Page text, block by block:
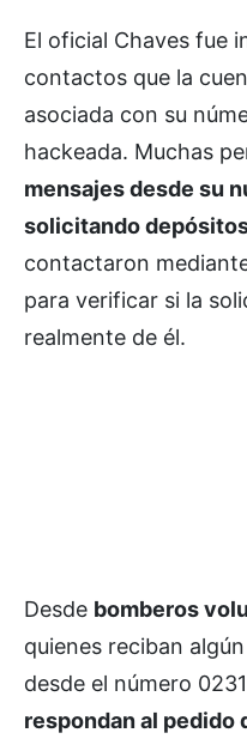
El oficial Chaves fue
contactos que la
asociada con su
hackeada. Muchas
mensajes desde su
solicitando
contactaron
para verificar si la
realmente de él.
Desde bomberos
quienes reciban
desde el número
respondan al pedido